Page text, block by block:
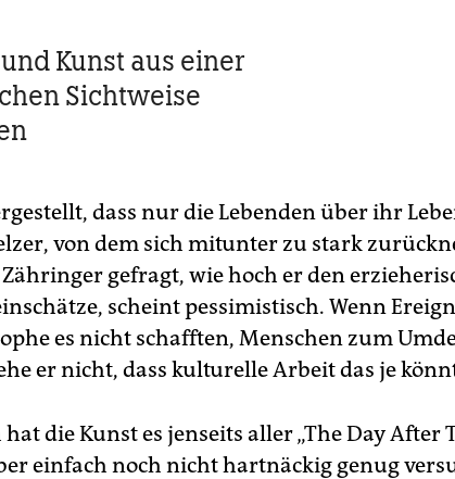
Kunst aus einer
Sichtweise
dass nur die Lebenden über ihr
von dem sich mitunter zu stark
gefragt, wie hoch er den
scheint pessimistisch. Wenn
es nicht schafften, Menschen zum
er nicht, dass kulturelle Arbeit das je
die Kunst es jenseits aller „The Day After
einfach noch nicht hartnäckig genug